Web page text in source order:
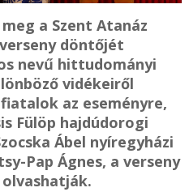
a Szent Atanáz
döntőjét
nevű hittudományi
vidékeiről
az eseményre,
Fülöp hajdúdorogi
Ábel nyíregyházi
Pap Ágnes, a verseny